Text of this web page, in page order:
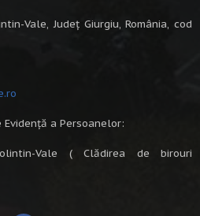
Vale, Județ Giurgiu, România, cod
a Persoanelor:
Vale ( Clădirea de birouri